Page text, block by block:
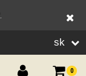
sk
0